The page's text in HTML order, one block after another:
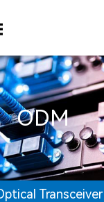
ODM
Transceiver